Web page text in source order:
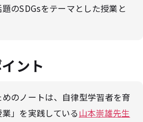
のSDGsをテーマとした授業と
ント
のノートは、自律型学習者を育
」を実践している山本崇雄先生